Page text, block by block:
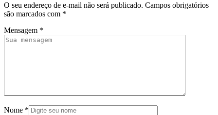
O seu endereço de e-mail não será publicado. Campos obrigatórios
são marcados com *
Mensagem *
Nome *